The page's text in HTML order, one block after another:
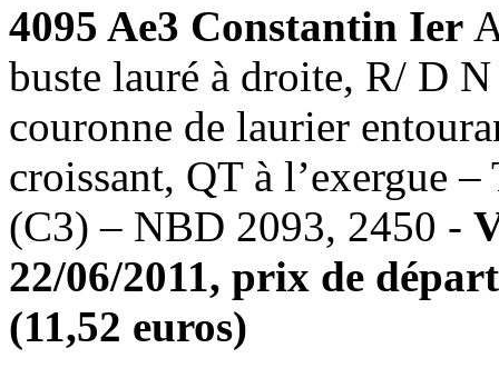
4095 Ae3 Constantin Ier
buste lauré à droite, R/ D
couronne de laurier
croissant, QT à l’exergue
(C3) – NBD 2093, 2450 -
22/06/2011, prix de
(11,52 euros)